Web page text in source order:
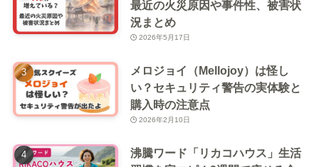
最近の火災原因や事件性、被害状
況まとめ
2026年5月17日
メロジョイ（Mellojoy）は怪し
い？セキュリティ警告の実体験と
購入時の注意点
2026年2月10日
沸騰ワード「リカコハウス」生活